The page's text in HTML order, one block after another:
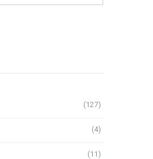
(127)
(4)
(11)